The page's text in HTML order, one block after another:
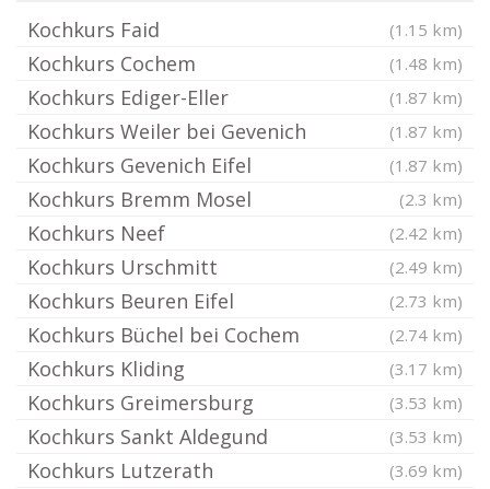
Kochkurs Faid (1.15 km)
Kochkurs Cochem (1.48 km)
Kochkurs Ediger-Eller (1.87 km)
Kochkurs Weiler bei Gevenich (1.87 km)
Kochkurs Gevenich Eifel (1.87 km)
Kochkurs Bremm Mosel (2.3 km)
Kochkurs Neef (2.42 km)
Kochkurs Urschmitt (2.49 km)
Kochkurs Beuren Eifel (2.73 km)
Kochkurs Büchel bei Cochem (2.74 km)
Kochkurs Kliding (3.17 km)
Kochkurs Greimersburg (3.53 km)
Kochkurs Sankt Aldegund (3.53 km)
Kochkurs Lutzerath (3.69 km)